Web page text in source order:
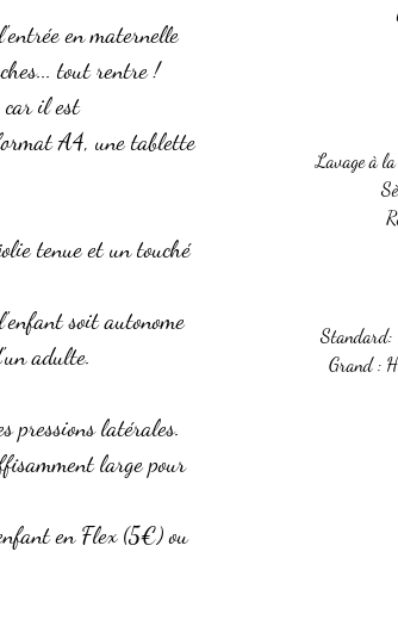
en maternelle
tout rentre !
car il est
A4, une tablette
tenue et un touché
soit autonome
adulte.
pressions latérales.
large pour
en Flex (5€) ou
Lavage à la
Standard:
Grand :